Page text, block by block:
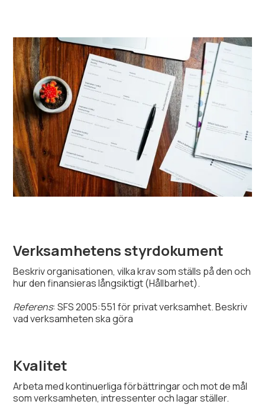
Verksamhetens styrdokument
Beskriv organisationen, vilka krav som ställs på den och
hur den finansieras långsiktigt (Hållbarhet).
Referens: SFS 2005:551 för privat verksamhet. Beskriv
vad verksamheten ska göra
Kvalitet
Arbeta med kontinuerliga förbättringar och mot de mål
som verksamheten, intressenter och lagar ställer.